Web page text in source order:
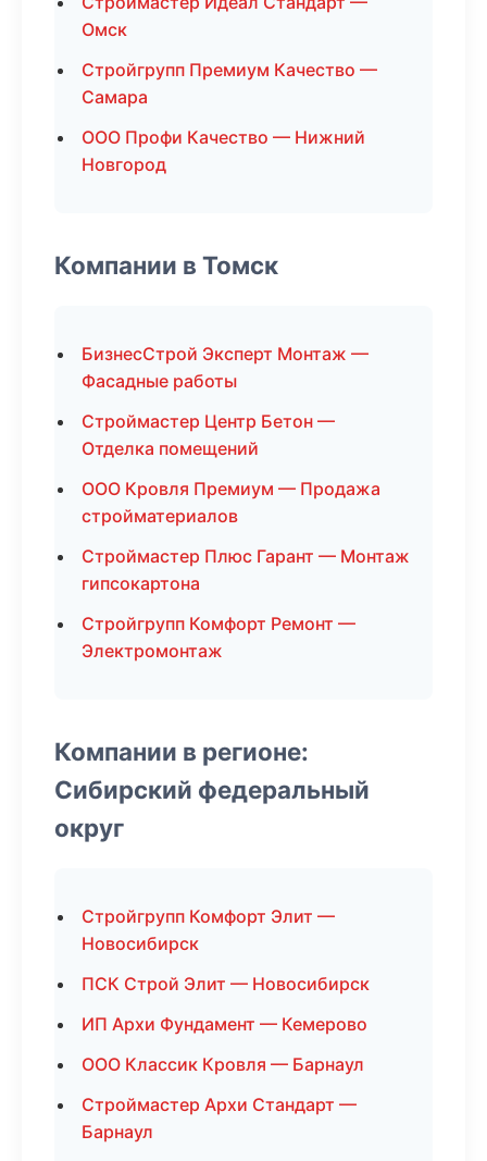
Омск
Стройгрупп Премиум Качество —
Самара
ООО Профи Качество — Нижний
Новгород
Компании в Томск
БизнесСтрой Эксперт Монтаж —
Фасадные работы
Строймастер Центр Бетон —
Отделка помещений
ООО Кровля Премиум — Продажа
стройматериалов
Строймастер Плюс Гарант — Монтаж
гипсокартона
Стройгрупп Комфорт Ремонт —
Электромонтаж
Компании в регионе:
Сибирский федеральный
округ
Стройгрупп Комфорт Элит —
Новосибирск
ПСК Строй Элит — Новосибирск
ИП Архи Фундамент — Кемерово
ООО Классик Кровля — Барнаул
Строймастер Архи Стандарт —
Барнаул